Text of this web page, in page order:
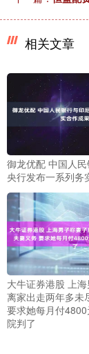
相关文章
御龙优配 中国人
央行发布一系列务
大牛证券港股 上
离家出走两年多未
要求她每月付
院判了